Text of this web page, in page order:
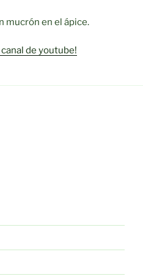
mucrón en el ápice.
de youtube!